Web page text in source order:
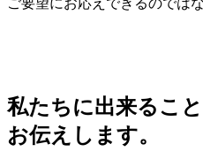
私たちに出来ること
お伝えします。